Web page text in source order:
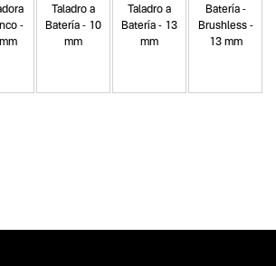
-
Taladro a
Batería - 10
mm
Taladro a
Batería - 13
mm
Batería -
Brushless -
13 mm